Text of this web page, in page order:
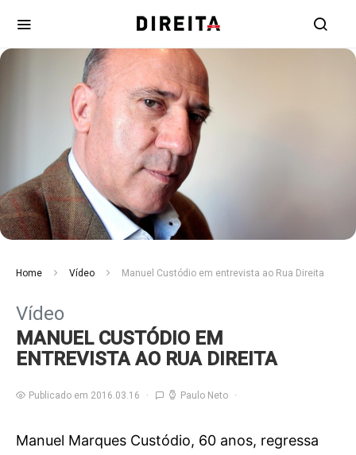
Home Vídeo Manuel Custódio em entrevista ao Rua Direita
Vídeo
MANUEL CUSTÓDIO EM
ENTREVISTA AO RUA DIREITA
Publicado em 2016.03.16 Paulo Neto
Manuel Marques Custódio, 60 anos, regressa